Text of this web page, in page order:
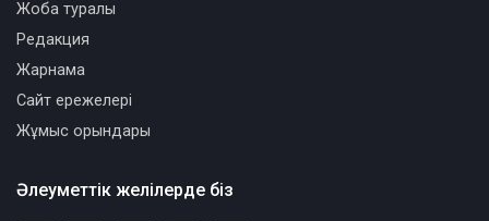
Әлеуметтік желілерде біз
Жоба туралы
Редакция
Жарнама
Сайт ережелері
Жұмыс орындары